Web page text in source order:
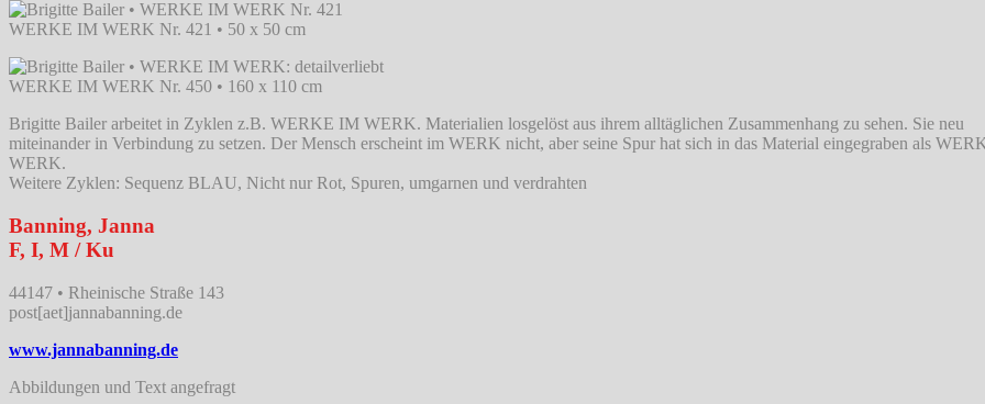
WERKE IM WERK Nr. 421 • 50 x 50 cm
WERKE IM WERK Nr. 450 • 160 x 110 cm
Brigitte Bailer arbeitet in Zyklen z.B. WERKE IM WERK. Materialien losgelöst aus ihrem alltäglichen Zusammenhang zu sehen. Sie neu
miteinander in Verbindung zu setzen. Der Mensch erscheint im WERK nicht, aber seine Spur hat sich in das Material eingegraben als
WERK.
Weitere Zyklen: Sequenz BLAU, Nicht nur Rot, Spuren, umgarnen und verdrahten
Banning, Janna
F, I, M / Ku
44147 • Rheinische Straße 143
post[aet]jannabanning.de
www.jannabanning.de
Abbildungen und Text angefragt